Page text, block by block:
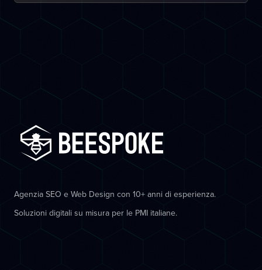
Agenzia SEO e Web Design con 10+ anni di esperienza.
Soluzioni digitali su misura per le PMI italiane.